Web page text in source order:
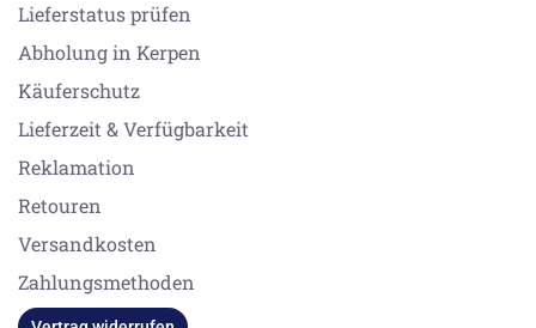
Lieferstatus prüfen
Abholung in Kerpen
Käuferschutz
Lieferzeit & Verfügbarkeit
Reklamation
Retouren
Versandkosten
Zahlungsmethoden